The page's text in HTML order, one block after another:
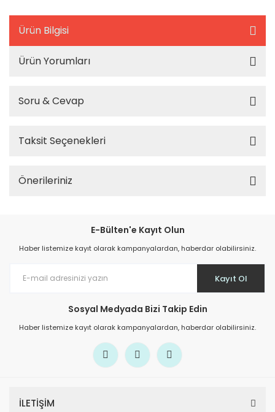
Ürün Bilgisi
Ürün Yorumları
Soru & Cevap
Taksit Seçenekleri
Önerileriniz
E-Bülten'e Kayıt Olun
Haber listemize kayıt olarak kampanyalardan, haberdar olabilirsiniz.
Kayıt Ol
Sosyal Medyada Bizi Takip Edin
Haber listemize kayıt olarak kampanyalardan, haberdar olabilirsiniz.
İLETİŞİM